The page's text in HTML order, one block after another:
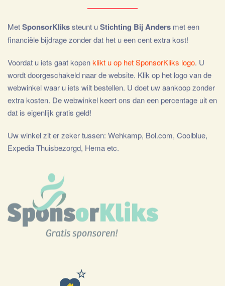
MetSponsorKlikssteunt uStichting Bij Anders met een
financiële bijdrage zonder dat het u een cent extra kost!
Voordat u iets gaat kopenklikt u op het SponsorKliks logo . U
wordt doorgeschakeld naar de website. Klik op het logo van de
webwinkel waar u iets wilt bestellen. U doet uw aankoop zonder
extra kosten. De webwinkel keert ons dan een percentage uit en
dat is eigenlijk gratis geld!
Uw winkel zit er zeker tussen: Wehkamp, Bol.com, Coolblue,
Expedia Thuisbezorgd, Hema etc.